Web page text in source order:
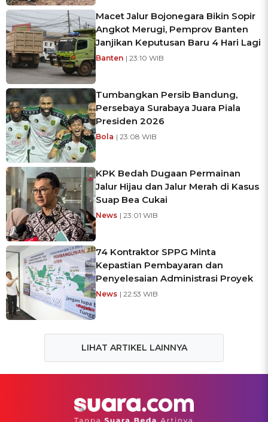
Macet Jalur Bojonegara Bikin Sopir
Angkot Merugi, Pemprov Banten
Janjikan Keputusan Baru 4 Hari Lagi
Banten | 23:10 WIB
Tumbangkan Persib Bandung,
Persebaya Surabaya Juara Piala
Presiden 2026
Bola | 23:08 WIB
KPK Bedah Dugaan Permainan
Jalur Hijau dan Jalur Merah di Kasus
Suap Bea Cukai
News | 23:01 WIB
74 Kontraktor SPPG Minta
Kepastian Pembayaran dan
Penyelesaian Administrasi Proyek
News | 22:53 WIB
LIHAT ARTIKEL LAINNYA